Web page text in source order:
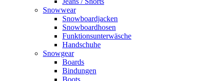
Snowwear
Snowboardjacken
Snowboardhosen
Funktionsunterwäsche
Handschuhe
Snowgear
Boards
Bindungen
Boots